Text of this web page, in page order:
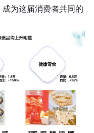
为这届消费者共同的